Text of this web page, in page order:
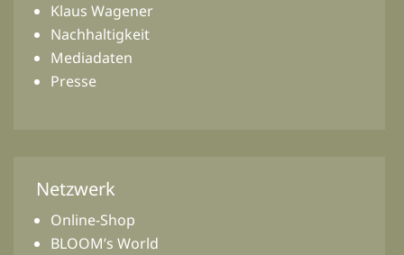
Klaus Wagener
Nachhaltigkeit
Mediadaten
Presse
Netzwerk
Online-Shop
BLOOM’s World